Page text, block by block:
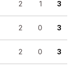
2 1 3
2 0 3
2 0 3